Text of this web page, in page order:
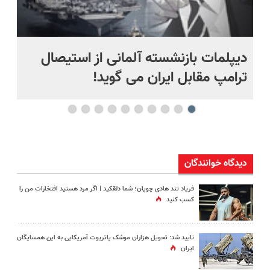
دیپلمات بازنشسته آلمانی از استیصال
ترامپ مقابل ایران می گوید!
دیدگاه خوانندگان
فریاد تند هادی چوپان؛‌ شما دلقکید | اگر مرد هستید افتخارات من را
کسب کنید
تایید شد: تحویل هزاران موشک پاتریوت آمریکایی به این همسایگان
ایران